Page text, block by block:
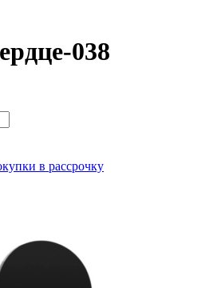
038
в рассрочку